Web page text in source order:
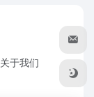
关于我们